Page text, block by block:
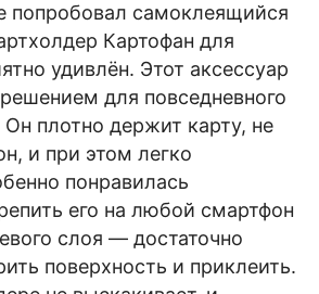
попробовал самоклеящийся
Картофан для
удивлён. Этот аксессуар
для повседневного
Он плотно держит карту, не
и при этом легко
понравилась
его на любой смартфон
слоя — достаточно
поверхность и приклеить.